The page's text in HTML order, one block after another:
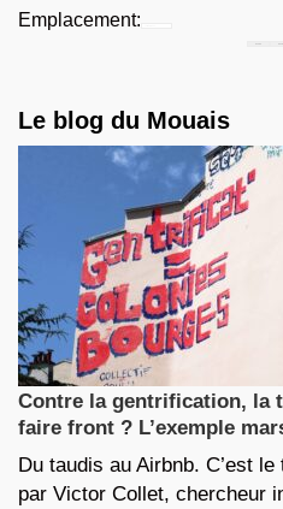
Emplacement:
Le blog du Mouais
Contre la gentrification, la
faire front ? L’exemple
Du taudis au Airbnb. C’est le
par Victor Collet, chercheur